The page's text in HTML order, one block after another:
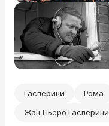
Гасперини Рома
Жан Пьеро Гасперини